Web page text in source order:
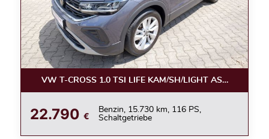
VW T-CROSS 1.0 TSI LIFE KAM/SH/LIGHT ASSIST/
22.790 €
Benzin, 15.730 km, 116 PS,
Schaltgetriebe